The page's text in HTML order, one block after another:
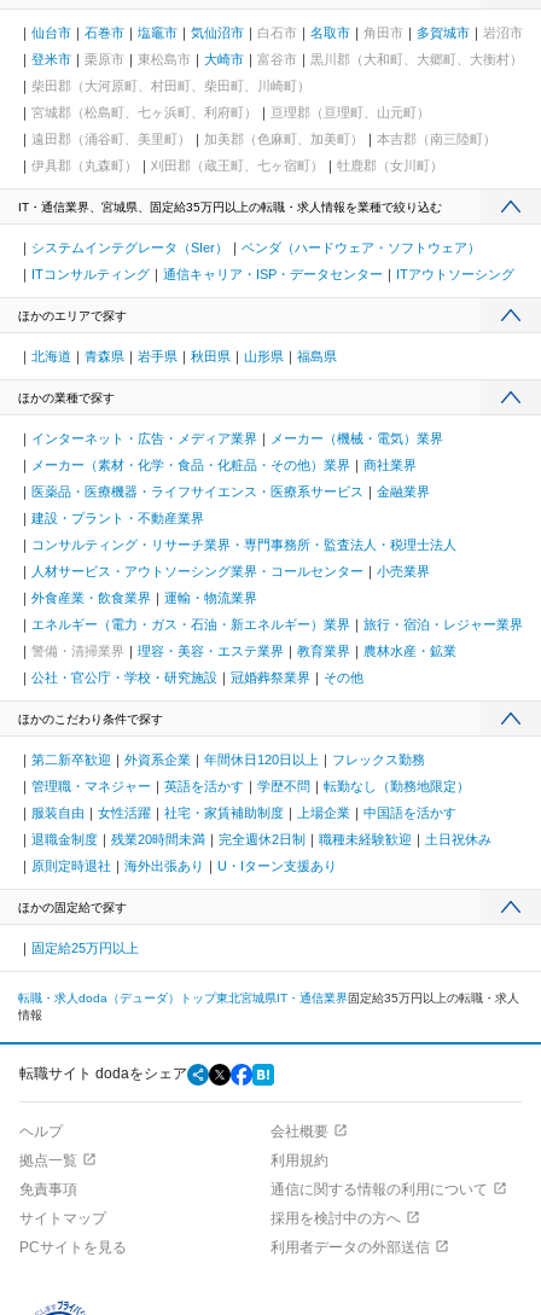
仙台市 石巻市 塩竈市 気仙沼市 白石市 名取市 角田市 多賀城市
岩沼市
登米市
栗原市 東松島市 大崎市 富谷市
黒川郡（大和町、大郷町、大衡村）
柴田郡（大河原町、村田町、柴田町、川崎町）
宮城郡（松島町、七ヶ浜町、利府町）
亘理郡（亘理町、山元町）
遠田郡（涌谷町、美里町）
加美郡（色麻町、加美町）
本吉郡（南三陸町）
伊具郡（丸森町）
刈田郡（蔵王町、七ヶ宿町） 牡鹿郡（女川町）
IT・通信業界、宮城県、固定給35万円以上の転職・求人情報を業種で絞り込む
システムインテグレータ（SIer）
ベンダ（ハードウェア・ソフトウェア）
ITコンサルティング
通信キャリア・ISP・データセンター ITアウトソーシング
ほかのエリアで探す
北海道 青森県 岩手県 秋田県 山形県 福島県
ほかの業種で探す
インターネット・広告・メディア業界
メーカー（機械・電気）業界
メーカー（素材・化学・食品・化粧品・その他）業界
商社業界
医薬品・医療機器・ライフサイエンス・医療系サービス
金融業界
建設・プラント・不動産業界
コンサルティング・リサーチ業界・専門事務所・監査法人・税理士法人
人材サービス・アウトソーシング業界・コールセンター
小売業界
外食産業・飲食業界
運輸・物流業界
エネルギー（電力・ガス・石油・新エネルギー）業界
旅行・宿泊・レジャー業界
警備・清掃業界
理容・美容・エステ業界 教育業界
農林水産・鉱業
公社・官公庁・学校・研究施設
冠婚葬祭業界 その他
ほかのこだわり条件で探す
第二新卒歓迎 外資系企業 年間休日120日以上
フレックス勤務
管理職・マネジャー
英語を活かす 学歴不問
転勤なし（勤務地限定）
服装自由
女性活躍 社宅・家賃補助制度 上場企業
中国語を活かす
退職金制度
残業20時間未満 完全週休2日制 職種未経験歓迎
土日祝休み
原則定時退社
海外出張あり U・Iターン支援あり
ほかの固定給で探す
固定給25万円以上
転職・求人doda（デューダ）トップ東北宮城県IT・通信業界固定給35万円以上の転職・求人
情報
転職サイト dodaをシェア
ヘルプ
会社概要
拠点一覧
利用規約
免責事項
通信に関する情報の利用について
サイトマップ
採用を検討中の方へ
PCサイトを見る
利用者データの外部送信